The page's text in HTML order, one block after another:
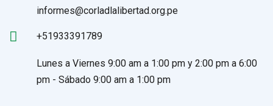
informes@corladlalibertad.org.pe
+51933391789
Lunes a Viernes 9:00 am a 1:00 pm y 2:00 pm a 6:00
pm - Sábado 9:00 am a 1:00 pm